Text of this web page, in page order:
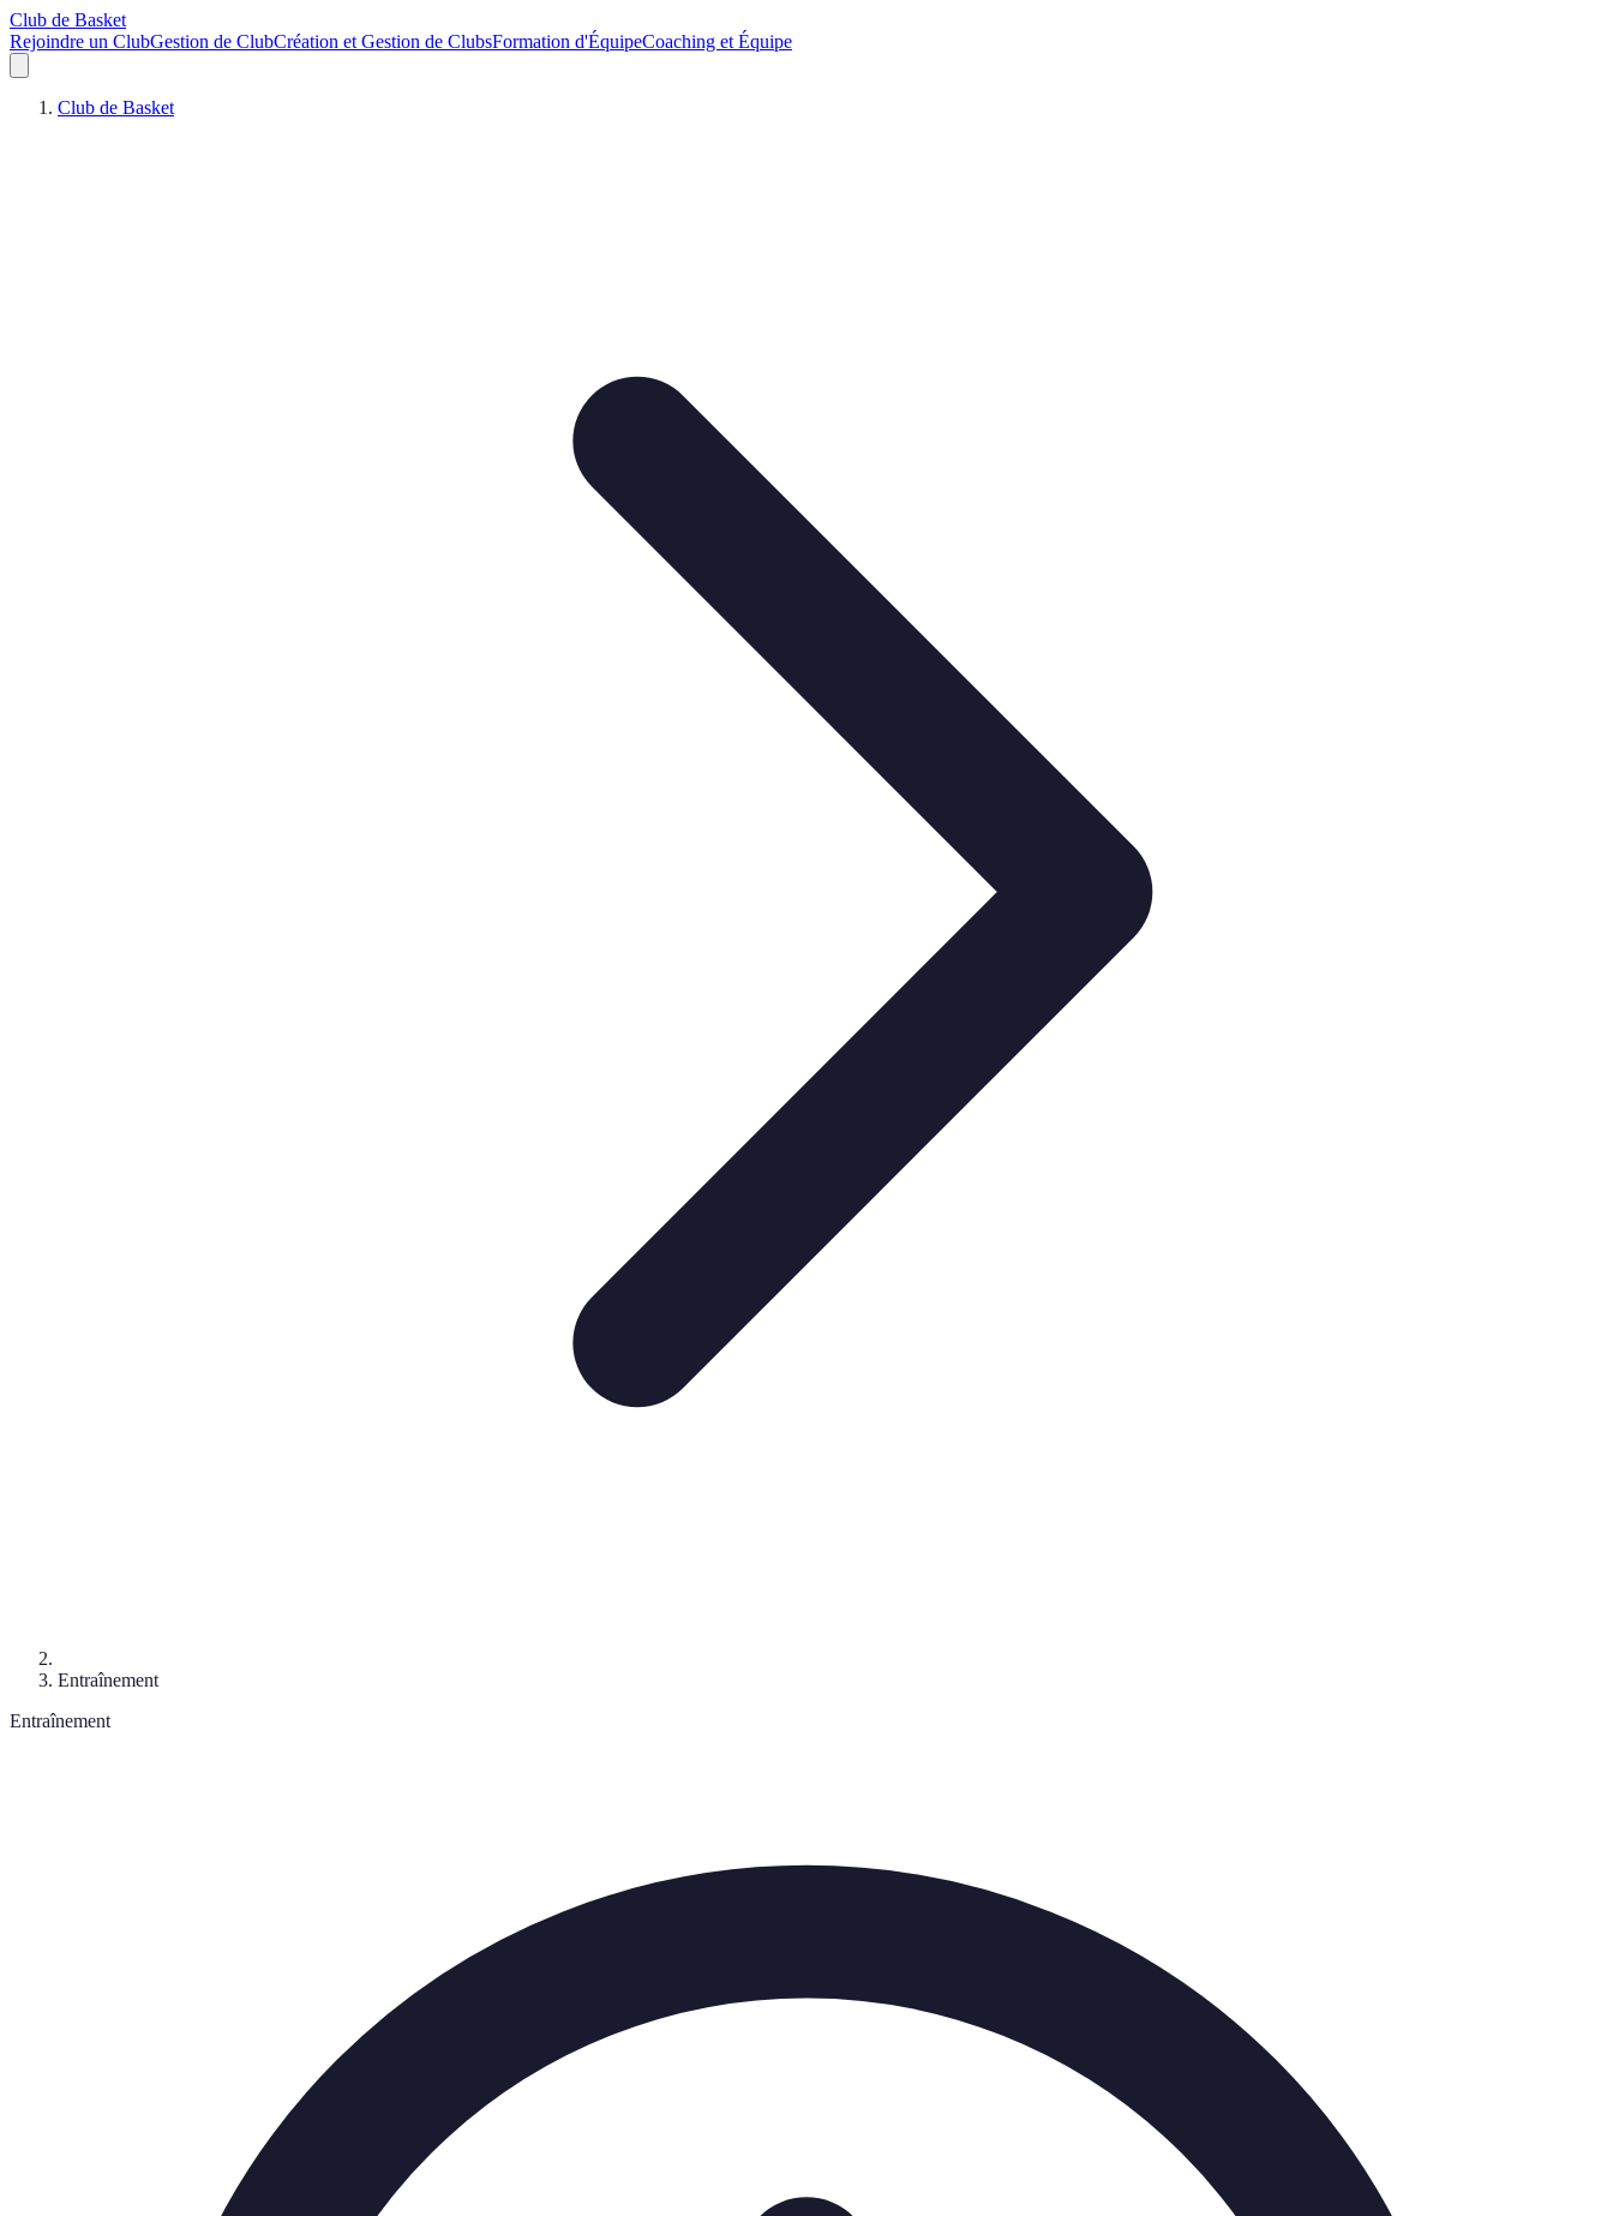
Club de Basket
Rejoindre un ClubGestion de ClubCréation et Gestion de ClubsFormation d'ÉquipeCoaching et Équipe
Club de Basket
Entraînement
Entraînement